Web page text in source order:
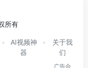
所有
AI视频神
器
关于我
们
广告合